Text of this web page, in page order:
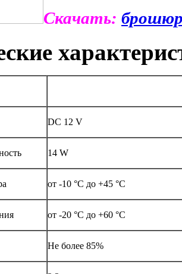
Скачать:
DC 12 V
14 W
от -10 °C до +45 °C
от -20 °C до +60 °C
Не более 85%